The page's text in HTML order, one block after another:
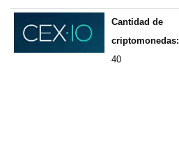
Cantidad de
criptomonedas:
40